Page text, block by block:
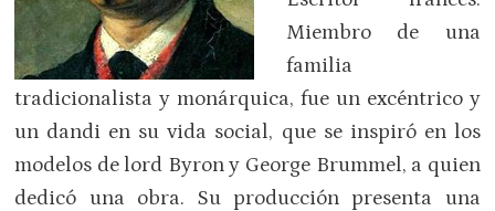
Miembro de una
familia
tradicionalista y monárquica, fue un excéntrico y
un dandi en su vida social, que se inspiró en los
modelos de lord Byron y George Brummel, a quien
dedicó una obra. Su producción presenta una